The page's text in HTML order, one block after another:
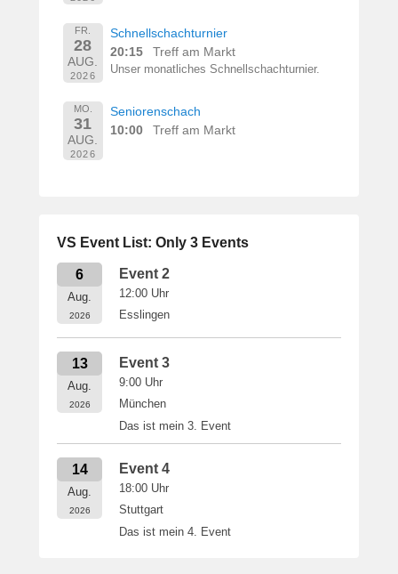
FR.
28
AUG.
2026
Schnellschachturnier
20:15
Treff am Markt
Unser monatliches Schnellschachturnier.
MO.
31
AUG.
2026
Seniorenschach
10:00
Treff am Markt
VS Event List: Only 3 Events
6
Aug.
2026
Event 2
12:00 Uhr
Esslingen
13
Aug.
2026
Event 3
9:00 Uhr
München
Das ist mein 3. Event
14
Aug.
2026
Event 4
18:00 Uhr
Stuttgart
Das ist mein 4. Event